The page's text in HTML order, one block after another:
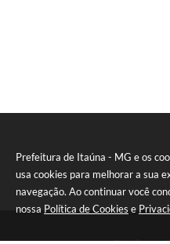
Prefeitura de Itaúna - MG e os
usa cookies para melhorar a sua
navegação. Ao continuar você
nossa Política de Cookies e